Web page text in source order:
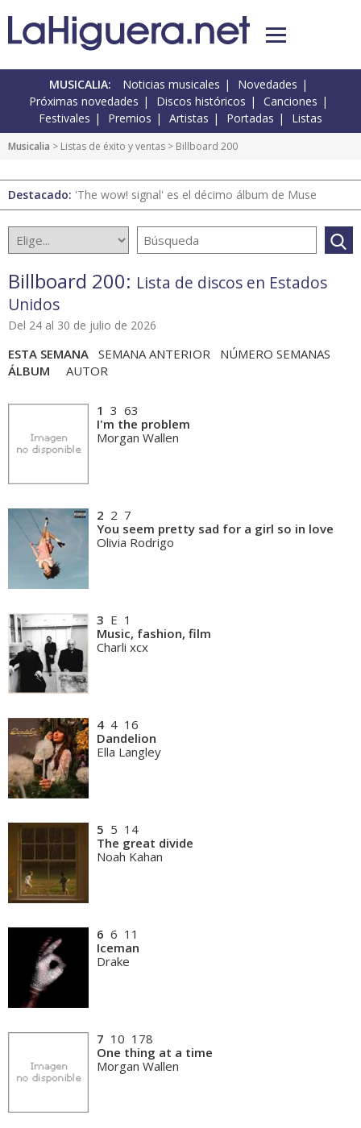
MUSICALIA: Noticias musicales
Novedades
Próximas novedades
Discos históricos
Canciones
Festivales
Premios Artistas Portadas Listas
Musicalia > Listas de éxito y ventas > Billboard 200
Destacado: 'The wow! signal' es el décimo álbum de Muse
Billboard 200: Lista de discos en Estados
Unidos
Del 24 al 30 de julio de 2026
ESTA SEMANA SEMANA ANTERIOR NÚMERO SEMANAS
ÁLBUM AUTOR
1 3 63
I'm the problem
Morgan Wallen
2 2 7
You seem pretty sad for a girl so in love
Olivia Rodrigo
3 E 1
Music, fashion, film
Charli xcx
4 4 16
Dandelion
Ella Langley
5 5 14
The great divide
Noah Kahan
6 6 11
Iceman
Drake
7 10 178
One thing at a time
Morgan Wallen